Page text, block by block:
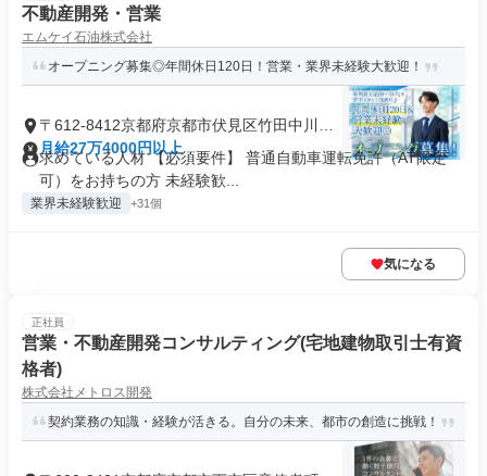
不動産開発・営業
エムケイ石油株式会社
オープニング募集◎年間休日120日！営業・業界未経験大歓迎！
〒612-8412京都府京都市伏見区竹田中川原
町
月給27万4000円以上
求めている人材 【必須要件】 普通自動車運転免許（AT限定
可）をお持ちの方 未経験歓...
業界未経験歓迎 +31個
気になる
正社員
営業・不動産開発コンサルティング(宅地建物取引士有資
格者)
株式会社メトロス開発
契約業務の知識・経験が活きる。自分の未来、都市の創造に挑戦！